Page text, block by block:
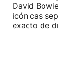
David
icónicas
exacto de